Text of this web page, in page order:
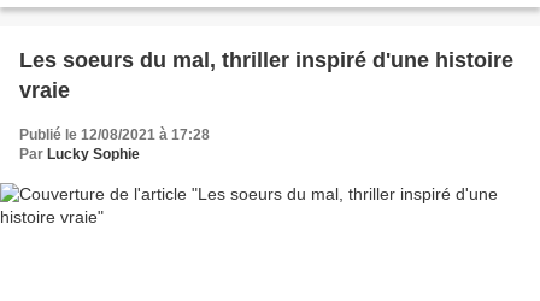
Les soeurs du mal, thriller inspiré d'une histoire
vraie
Publié le 12/08/2021 à 17:28
Par Lucky Sophie